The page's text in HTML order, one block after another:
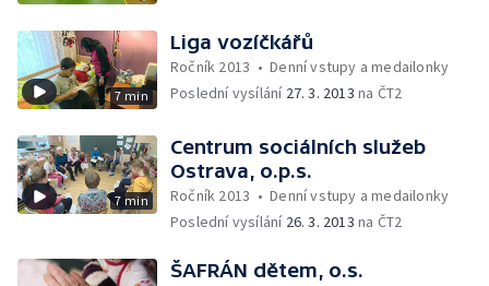
7 min
Liga vozíčkářů
Ročník 2013 •Denní vstupy a medailonky
Poslední vysílání 27. 3. 2013 na ČT2
7 min
Centrum sociálních služeb
Ostrava, o.p.s.
Ročník 2013 •Denní vstupy a medailonky
Poslední vysílání 26. 3. 2013 na ČT2
ŠAFRÁN dětem, o.s.